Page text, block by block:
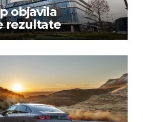
objavila
rezultate